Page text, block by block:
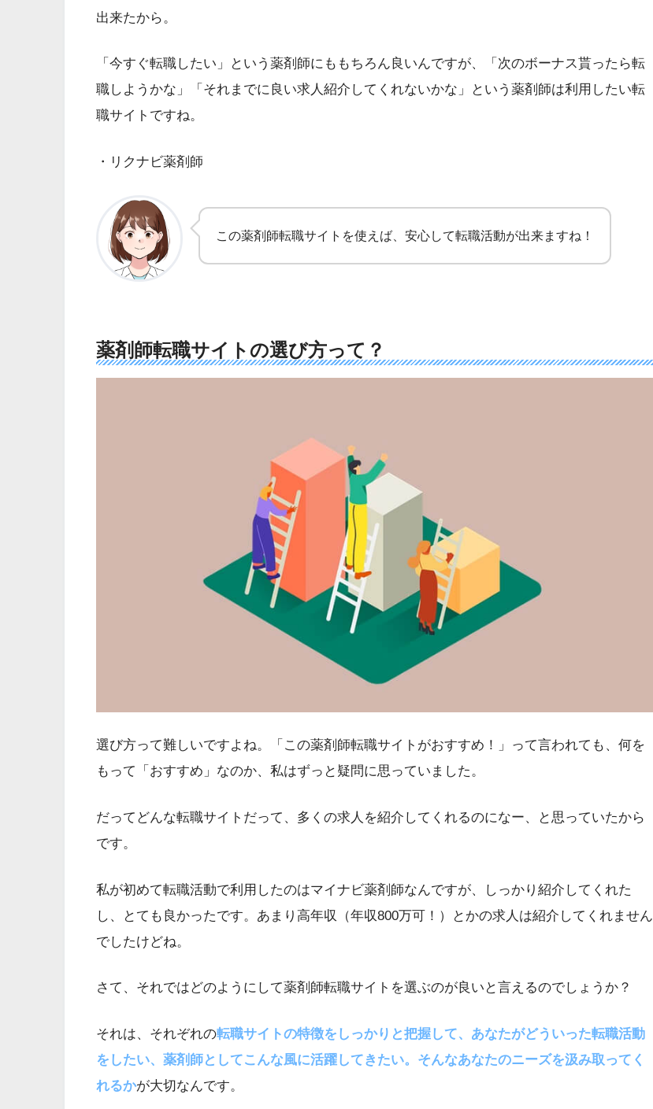
出来たから。
「今すぐ転職したい」という薬剤師にももちろん良いんですが、「次のボーナス貰ったら転
職しようかな」「それまでに良い求人紹介してくれないかな」という薬剤師は利用したい転
職サイトですね。
・リクナビ薬剤師
この薬剤師転職サイトを使えば、安心して転職活動が出来ますね！
薬剤師転職サイトの選び方って？
選び方って難しいですよね。「この薬剤師転職サイトがおすすめ！」って言われても、何を
もって「おすすめ」なのか、私はずっと疑問に思っていました。
だってどんな転職サイトだって、多くの求人を紹介してくれるのになー、と思っていたから
です。
私が初めて転職活動で利用したのはマイナビ薬剤師なんですが、しっかり紹介してくれた
し、とても良かったです。あまり高年収（年収800万可！）とかの求人は紹介してくれません
でしたけどね。
さて、それではどのようにして薬剤師転職サイトを選ぶのが良いと言えるのでしょうか？
それは、それぞれの転職サイトの特徴をしっかりと把握して、 あなたがどういった転職活動
をしたい、薬剤師としてこんな風に活躍してきたい。そんなあなたのニーズを汲み取ってく
れるかが大切なんです。